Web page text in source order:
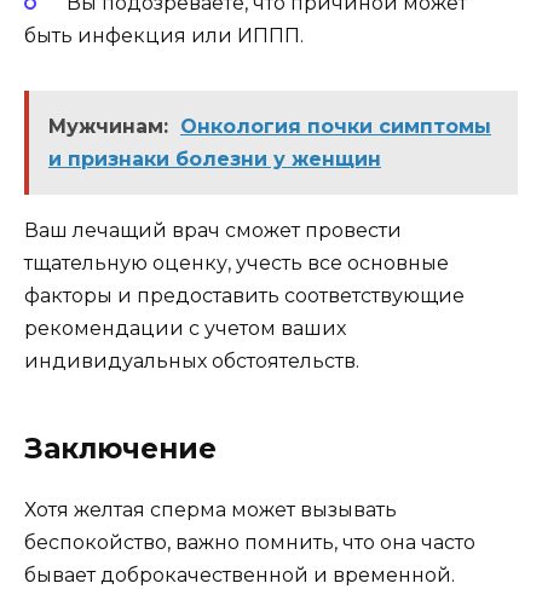
быть инфекция или ИППП.
Мужчинам: Онкология почки симптомы
и признаки болезни у женщин
Ваш лечащий врач сможет провести
тщательную оценку, учесть все основные
факторы и предоставить соответствующие
рекомендации с учетом ваших
индивидуальных обстоятельств.
Заключение
Хотя желтая сперма может вызывать
беспокойство, важно помнить, что она часто
бывает доброкачественной и временной.